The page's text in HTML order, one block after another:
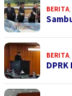
BERITA
BERITA